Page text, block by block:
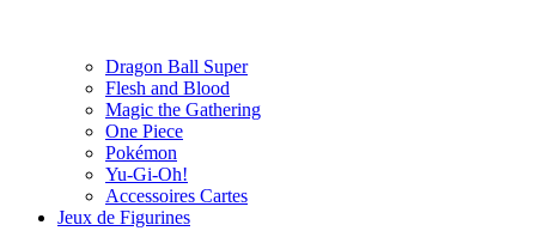
Dragon Ball Super
Flesh and Blood
Magic the Gathering
One Piece
Pokémon
Yu-Gi-Oh!
Accessoires Cartes
Jeux de Figurines